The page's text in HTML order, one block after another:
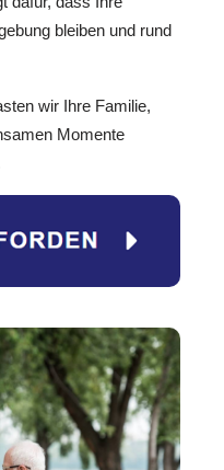
bleiben und rund
wir Ihre Familie,
Momente